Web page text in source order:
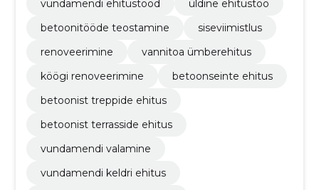
vundamendi ehitustööd
üldine ehitustöö
betoonitööde teostamine
siseviimistlus
renoveerimine
vannitoa ümberehitus
köögi renoveerimine
betoonseinte ehitus
betoonist treppide ehitus
betoonist terrasside ehitus
vundamendi valamine
vundamendi keldri ehitus